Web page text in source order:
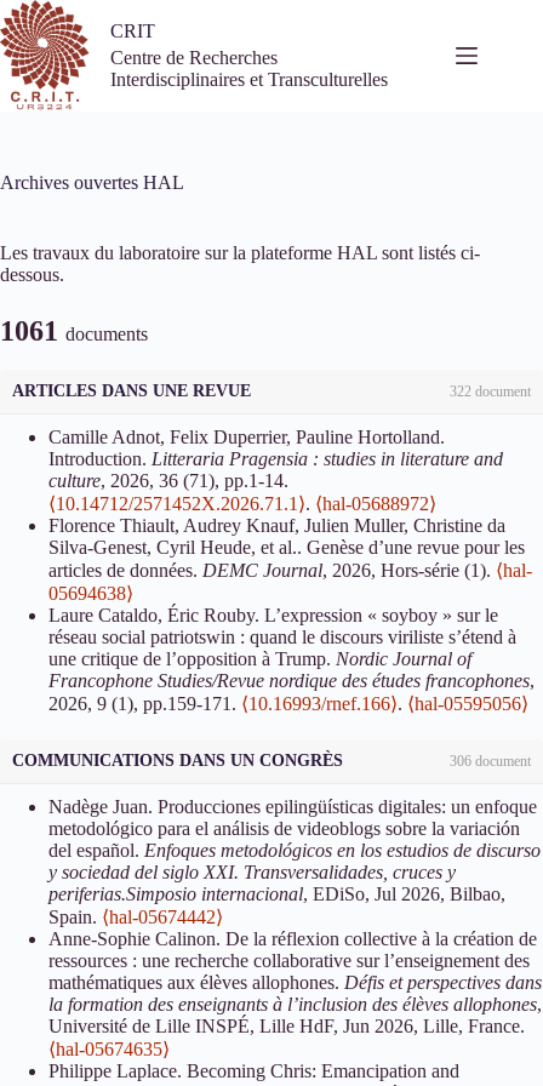
Passer
au
contenu
CRIT
Centre de Recherches
Interdisciplinaires et Transculturelles
Archives ouvertes HAL
Les travaux du laboratoire sur la plateforme HAL sont listés ci-
dessous.
1061 documents
ARTICLES DANS UNE REVUE 322 document
Camille Adnot, Felix Duperrier, Pauline Hortolland.
Introduction. Litteraria Pragensia : studies in literature and
culture, 2026, 36 (71), pp.1-14.
⟨10.14712/2571452X.2026.71.1⟩. ⟨hal-05688972⟩
Florence Thiault, Audrey Knauf, Julien Muller, Christine da
Silva-Genest, Cyril Heude, et al.. Genèse d’une revue pour les
articles de données. DEMC Journal, 2026, Hors-série (1). ⟨hal-
05694638⟩
Laure Cataldo, Éric Rouby. L’expression « soyboy » sur le
réseau social patriotswin : quand le discours viriliste s’étend à
une critique de l’opposition à Trump. Nordic Journal of
Francophone Studies/Revue nordique des études francophones,
2026, 9 (1), pp.159-171. ⟨10.16993/rnef.166⟩. ⟨hal-05595056⟩
comme outil didactique chez José Martí.
d'études hispaniques, 2026, 1, pp.119-131.
⟨hal-05579893⟩
désaffilié·es.Acta fabula : Revue des parutions pour les études
littéraires, 2026, 27 (2),⟨10.58282/acta.20594⟩.⟨hal-05532241⟩
Nicolas Gutehrlé, Panggih Kusuma Ningrum, Iana Atanassova.
A large-scale multi-disciplinary analysis of uncertainty in
research articles.Data and Knowledge Engineering , 2026, 163,
⟨10.1016/j.datak.2026.102561⟩
Manolo Onnis. Il corpo scisso e ricomposto..Adombramenti,
2026, Leib: politiche ed esperienze del corpo vivente (2), pp.79-
100.⟨hal-05690965⟩
Manon Berthier, Jaine Chemmachery, Christophe Cusset,
Nicolas Duriau, Camille Islert, et al.. Introduction. Contre-je :
genre et énonciations minoritaires en littérature.
de recherche interdisciplinaire sur le genre et la sexualité
COMMUNICATIONS DANS UN CONGRÈS 306 document
Nadège Juan. Producciones epilingüísticas digitales: un enfoque
metodológico para el análisis de videoblogs sobre la variación
del español. Enfoques metodológicos en los estudios de discurso
y sociedad del siglo XXI. Transversalidades, cruces y
periferias.Simposio internacional, EDiSo, Jul 2026, Bilbao,
Spain. ⟨hal-05674442⟩
Anne-Sophie Calinon. De la réflexion collective à la création de
ressources : une recherche collaborative sur l’enseignement des
mathématiques aux élèves allophones. Défis et perspectives dans
la formation des enseignants à l’inclusion des élèves allophones,
Université de Lille INSPÉ, Lille HdF, Jun 2026, Lille, France.
⟨hal-05674635⟩
Philippe Laplace. Becoming Chris: Emancipation and